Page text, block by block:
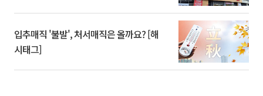
입추매직 '불발', 처서매직은 올까요? [해
시태그]